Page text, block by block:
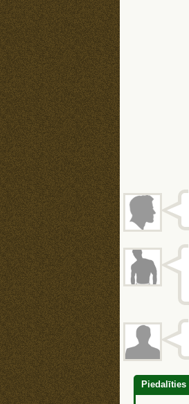
Piedalīties